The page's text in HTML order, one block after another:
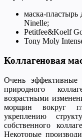
маска-пластырь
Ninelle;
Petitfee&Koelf
Tony Moly
Коллагеновая
Очень
природного
возрастными
морщин вокруг
укреплению
собственного
Некоторые